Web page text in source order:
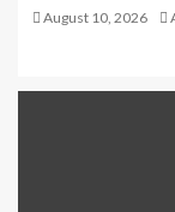
August 10, 2026